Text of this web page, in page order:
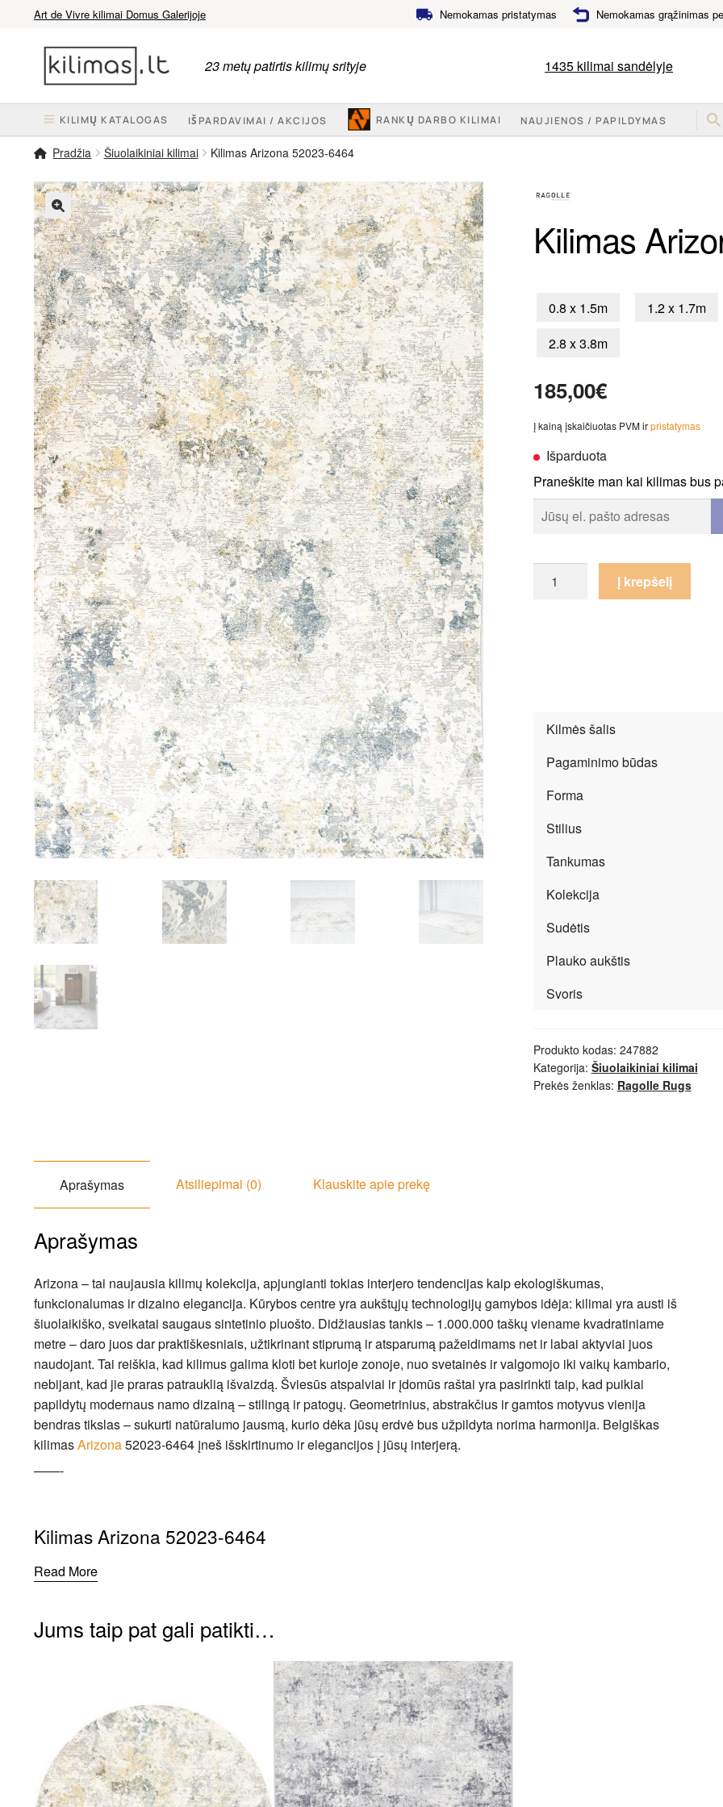
Art de Vivre kilimai Domus Galerijoje Nemokamas pristatymas Nemokamas grąžinimas
prie
meniu
prie
turinio
23 metų patirtis kilimų srityje 1435 kilimai sandėlyje
KILIMŲ KATALOGAS IŠPARDAVIMAI / AKCIJOS RANKŲ DARBO KILIMAI NAUJIENOS / PAPILDYMAS
Pradžia Šiuolaikiniai kilimai Kilimas Arizona 52023-6464
🔍 Kilimas
0.8 x 1.5m 1.2 x 1.7m
2.8 x 3.8m
185,00€
Į kainą įskaičiuotas PVM irpristatymas
Išparduota
Praneškite man kai kilimas bus
kiekis:
Į krepšelį
Kilmės šalis
Pagaminimo būdas
Forma
Stilius
Tankumas
Kolekcija
Sudėtis
Plauko aukštis
Svoris
Produkto kodas: 247882
Kategorija: Šiuolaikiniai kilimai
Prekės ženklas: Ragolle Rugs
Aprašymas Atsiliepimai (0) Klauskite apie prekę
Aprašymas
Arizona – tai naujausia kilimų kolekcija, apjungianti tokias interjero tendencijas kaip ekologiškumas,
funkcionalumas ir dizaino elegancija. Kūrybos centre yra aukštųjų technologijų gamybos idėja: kilimai yra austi iš
šiuolaikiško, sveikatai saugaus sintetinio pluošto. Didžiausias tankis – 1.000.000 taškų viename kvadratiniame
metre – daro juos dar praktiškesniais, užtikrinant stiprumą ir atsparumą pažeidimams net ir labai aktyviai juos
naudojant. Tai reiškia, kad kilimus galima kloti bet kurioje zonoje, nuo svetainės ir valgomojo iki vaikų kambario,
nebijant, kad jie praras patrauklią išvaizdą. Šviesūs atspalviai ir įdomūs raštai yra pasirinkti taip, kad puikiai
papildytų modernaus namo dizainą – stilingą ir patogų. Geometrinius, abstrakčius ir gamtos motyvus vienija
bendras tikslas – sukurti natūralumo jausmą, kurio dėka jūsų erdvė bus užpildyta norima harmonija. Belgiškas
kilimasArizona52023-6464 įneš išskirtinumo ir elegancijos į jūsų interjerą.
——-
Kilimas Arizona 52023-6464
Read More
Jums taip pat gali patikti…